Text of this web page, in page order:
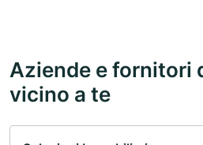
Aziende e fornitori
vicino a te